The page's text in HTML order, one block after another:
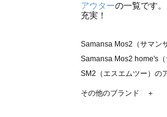
アウターの一覧です。
充実！
Samansa Mos2（サマン
Samansa Mos2 home's
SM2（エスエムツー）の
TSUHARU by Samansa
その他のブランド ＋